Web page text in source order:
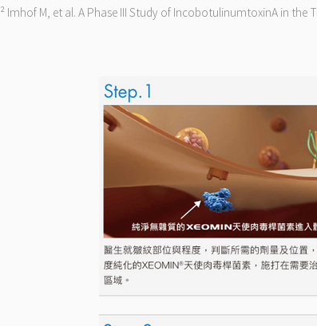
² Imhof M, et al. A Phase III Study of IncobotulinumtoxinA in the